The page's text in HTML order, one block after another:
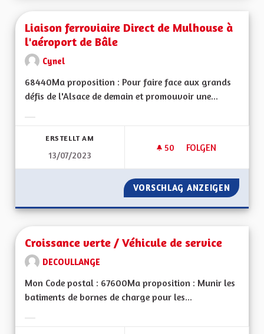
Liaison ferroviaire Direct de Mulhouse à
l'aéroport de Bâle
Cynel
68440Ma proposition : Pour faire face aux grands
défis de l'Alsace de demain et promouvoir une...
ERSTELLT AM
13/07/2023
50 50 FOLLOWER
FOLGEN
LIAISON
VORSCHLAG ANZEIGEN
Croissance verte / Véhicule de service
DECOULLANGE
Mon Code postal : 67600Ma proposition : Munir les
batiments de bornes de charge pour les...